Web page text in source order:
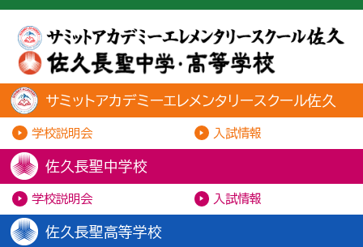
サミットアカデミーエレメンタリースクール佐久
学校説明会 入試情報
佐久長聖中学校
学校説明会 入試情報
佐久長聖高等学校